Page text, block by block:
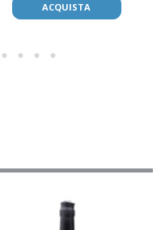
ACQUISTA